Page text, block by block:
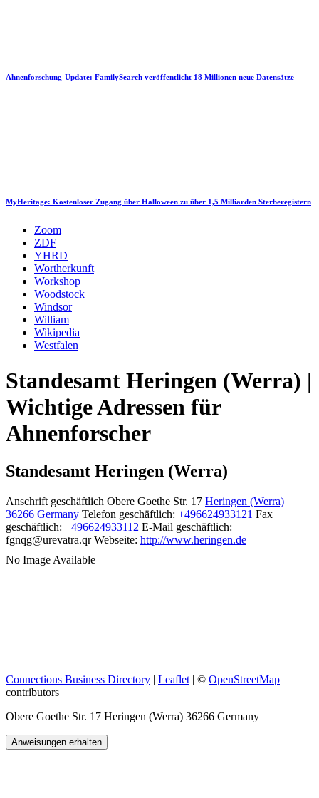
Ahnenforschung-Update: FamilySearch veröffentlicht 18 Millionen neue Datensätze
MyHeritage: Kostenloser Zugang über Halloween zu über 1,5 Milliarden Sterberegistern
Zoom
ZDF
YHRD
Wortherkunft
Workshop
Woodstock
Windsor
William
Wikipedia
Westfalen
Standesamt Heringen (Werra) |
Wichtige Adressen für
Ahnenforscher
Standesamt Heringen (Werra)
Anschrift geschäftlich Obere Goethe Str. 17 Heringen (Werra)
36266 Germany Telefon geschäftlich: +496624933121 Fax
geschäftlich: +496624933112 E-Mail geschäftlich:
fgnqg@urevatra.qr Webseite: http://www.heringen.de
No Image Available
Connections Business Directory | Leaflet | © OpenStreetMap
contributors
Obere Goethe Str. 17 Heringen (Werra) 36266 Germany
Anweisungen erhalten